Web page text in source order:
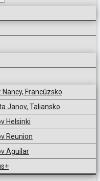
Francúzsko
Janov, Taliansko
Helsinki
Reunion
Aguilar